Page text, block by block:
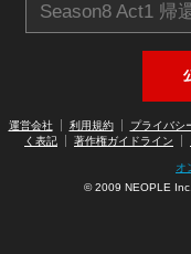
Season8 Act1 帰
運営会社 利用規約 プライバシ
く表記
著作権ガイドライン
オ
© 2009 NEOPLE